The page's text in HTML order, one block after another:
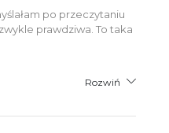
po przeczytaniu
prawdziwa. To taka
Rozwiń